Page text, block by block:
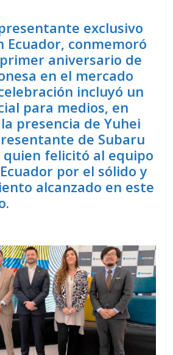
exclusivo
Ecuador, conmemoró
aniversario de
en el mercado
incluyó un
para medios, en
presencia de Yuhei
de Subaru
felicitó al equipo
por el sólido y
alcanzado en este